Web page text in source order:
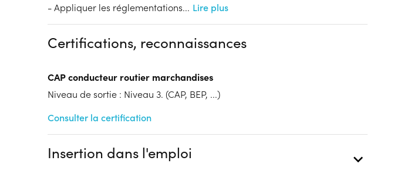
- Appliquer les réglementations... Lire plus
Certifications, reconnaissances
CAP conducteur routier marchandises
Niveau de sortie : Niveau 3. (CAP, BEP, ...)
Consulter la certification
Insertion dans l'emploi